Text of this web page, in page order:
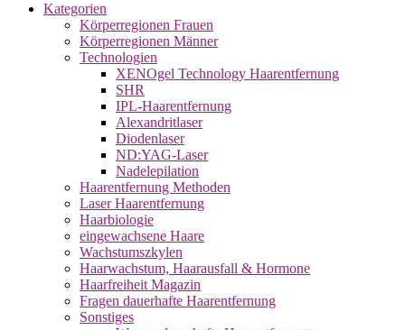
Kategorien
Körperregionen Frauen
Körperregionen Männer
Technologien
XENOgel Technology Haarentfernung
SHR
IPL-Haarentfernung
Alexandritlaser
Diodenlaser
ND:YAG-Laser
Nadelepilation
Haarentfernung Methoden
Laser Haarentfernung
Haarbiologie
eingewachsene Haare
Wachstumszkylen
Haarwachstum, Haarausfall & Hormone
Haarfreiheit Magazin
Fragen dauerhafte Haarentfernung
Sonstiges